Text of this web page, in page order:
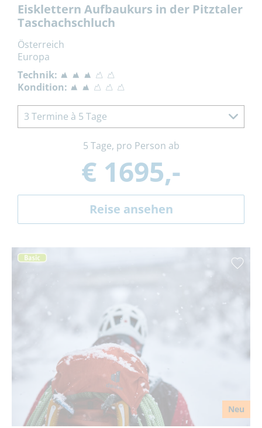
Eisklettern Aufbaukurs in der Pitztaler
Taschachschluch
Österreich
Europa
Technik:
Kondition:
3 Termine à 5 Tage
5 Tage, pro Person ab
€ 1695,-
Reise ansehen
Neu